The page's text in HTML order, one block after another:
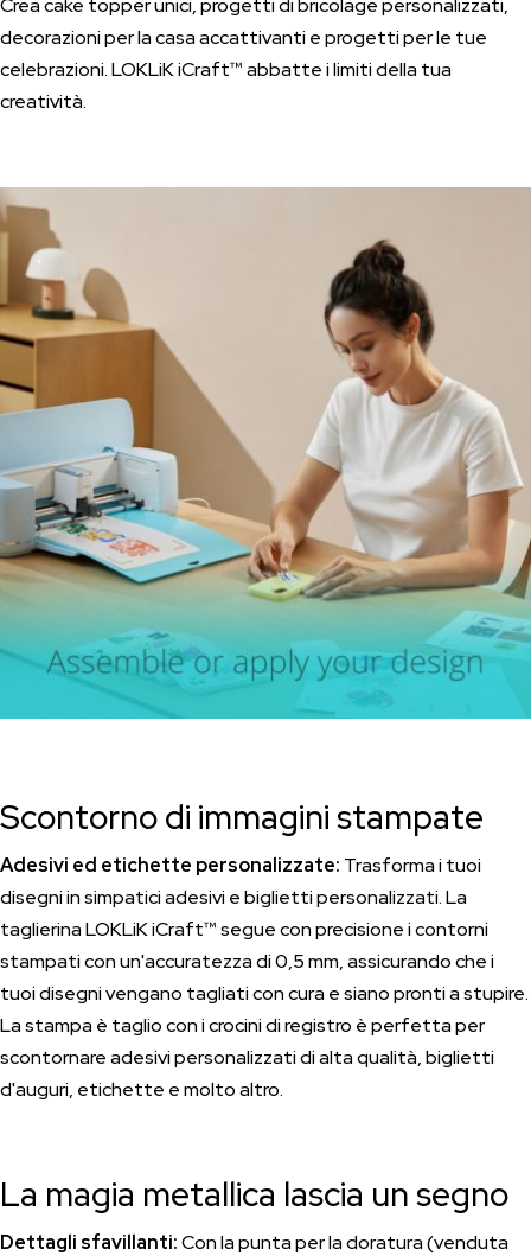
decorazioni per la casa accattivanti e progetti per le tue
celebrazioni. LOKLiK iCraft™ abbatte i limiti della tua
creatività.
Scontorno di immagini stampate
Adesivi ed etichette personalizzate: Trasforma i tuoi
disegni in simpatici adesivi e biglietti personalizzati. La
taglierina LOKLiK iCraft™ segue con precisione i contorni
stampati con un'accuratezza di 0,5 mm, assicurando che i
tuoi disegni vengano tagliati con cura e siano pronti a stupire.
La stampa è taglio con i crocini di registro è perfetta per
scontornare adesivi personalizzati di alta qualità, biglietti
d'auguri, etichette e molto altro.
La magia metallica lascia un segno
Dettagli sfavillanti:Con la punta per la doratura (venduta